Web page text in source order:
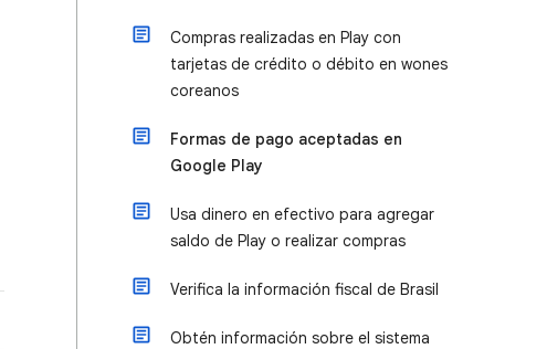
Compras realizadas en Play con
tarjetas de crédito o débito en wones
coreanos
Formas de pago aceptadas en
Google Play
Usa dinero en efectivo para agregar
saldo de Play o realizar compras
Verifica la información fiscal de Brasil
Obtén información sobre el sistema